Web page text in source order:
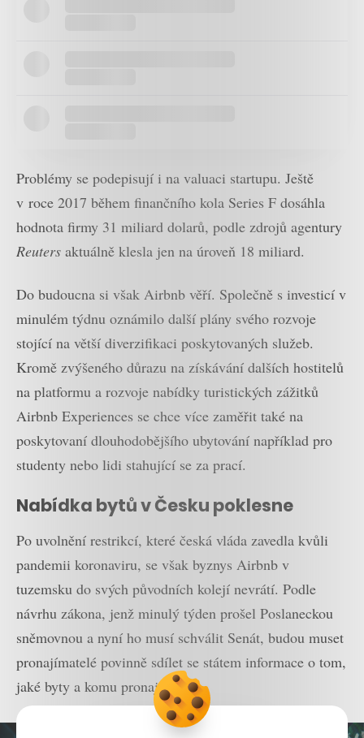
Problémy se podepisují i na valuaci startupu. Ještě
v roce 2017 během finančního kola Series F dosáhla
hodnota firmy 31 miliard dolarů, podle zdrojů agentury
Reuters aktuálně klesla jen na úroveň 18 miliard.
Do budoucna si však Airbnb věří. Společně s investicí v
minulém týdnu oznámilo další plány svého rozvoje
stojící na větší diverzifikaci poskytovaných služeb.
Kromě zvýšeného důrazu na získávání dalších hostitelů
na platformu a rozvoje nabídky turistických zážitků
Airbnb Experiences se chce více zaměřit také na
poskytovaní dlouhodobějšího ubytování například pro
studenty nebo lidi stahující se za prací.
Nabídka bytů v Česku poklesne
Po uvolnění restrikcí, které česká vláda zavedla kvůli
pandemii koronaviru, se však byznys Airbnb v
tuzemsku do svých původních kolejí nevrátí. Podle
návrhu zákona, jenž minulý týden prošel Poslaneckou
sněmovnou a nyní ho musí schválit Senát, budou muset
pronajímatelé povinně sdílet se státem informace o tom,
jaké byty a komu pronajímají.